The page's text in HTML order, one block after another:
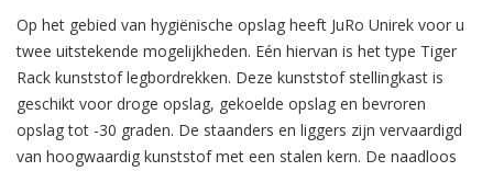
Op het gebied van hygiënische opslag heeft JuRo Unirek voor u
twee uitstekende mogelijkheden. Eén hiervan is het type Tiger
Rack kunststof legbordrekken. Deze kunststof stellingkast is
geschikt voor droge opslag, gekoelde opslag en bevroren
opslag tot -30 graden. De staanders en liggers zijn vervaardigd
van hoogwaardig kunststof met een stalen kern. De naadloos